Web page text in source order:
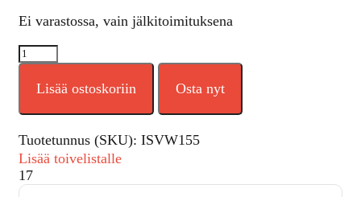
Ei varastossa, vain jälkitoimituksena
Lisää ostoskoriin Osta nyt
Tuotetunnus (SKU): ISVW155
Lisää toivelistalle
17